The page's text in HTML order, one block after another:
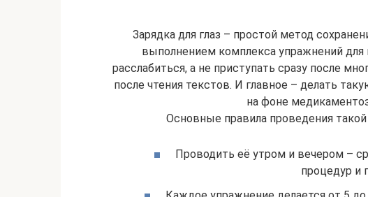
Зарядка для глаз – простой метод
выполнением комплекса упражнений для
расслабиться, а не приступать сразу после
после чтения текстов. И главное – делать
на фоне
Основные правила проведения
Проводить её утром и вечером –
процедур и